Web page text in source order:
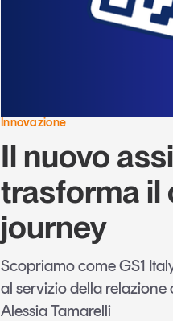
Innovazione
Il nuovo
trasforma il
journey
Scopriamo come GS1
al servizio della relazione
Alessia Tamarelli